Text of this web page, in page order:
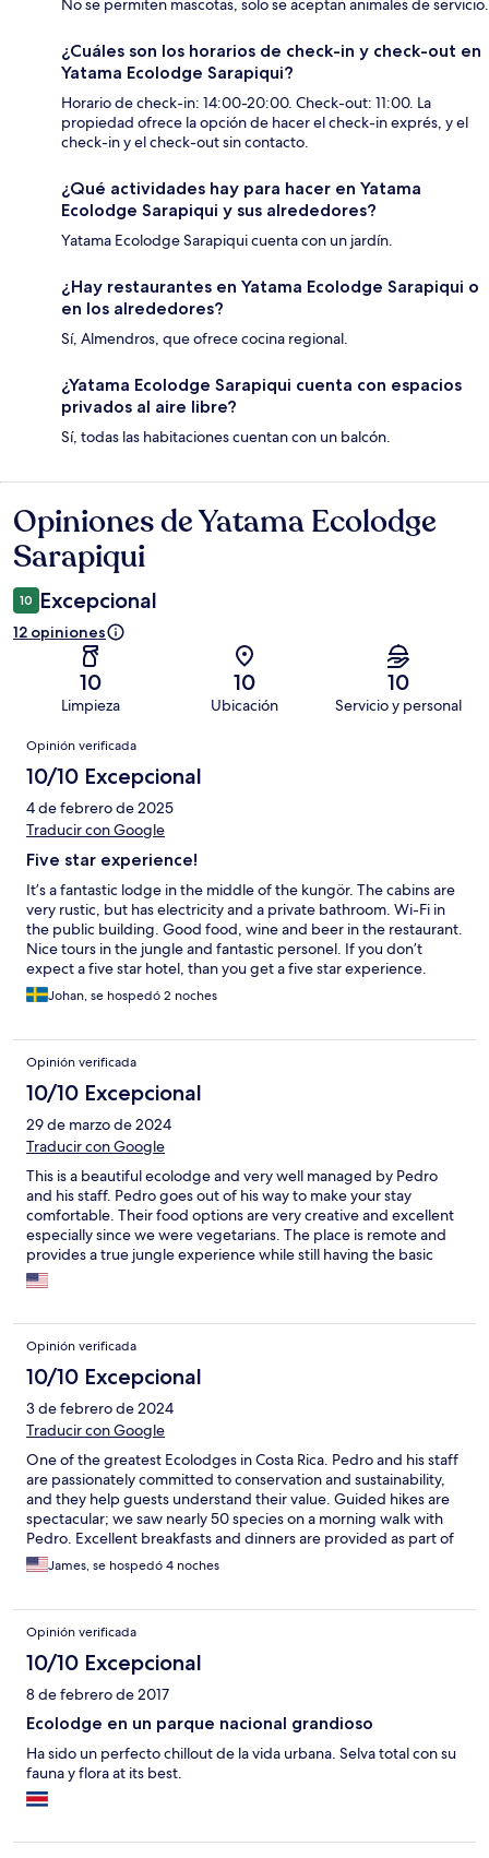
No se permiten mascotas, solo se aceptan animales de servicio.
¿Cuáles son los horarios de check-in y check-out en
Yatama Ecolodge Sarapiqui?
Horario de check-in: 14:00-20:00. Check-out: 11:00. La
propiedad ofrece la opción de hacer el check-in exprés, y el
check-in y el check-out sin contacto.
¿Qué actividades hay para hacer en Yatama
Ecolodge Sarapiqui y sus alrededores?
Yatama Ecolodge Sarapiqui cuenta con un jardín.
¿Hay restaurantes en Yatama Ecolodge Sarapiqui o
en los alrededores?
Sí, Almendros, que ofrece cocina regional.
¿Yatama Ecolodge Sarapiqui cuenta con espacios
privados al aire libre?
Sí, todas las habitaciones cuentan con un balcón.
Opiniones
Opiniones de Yatama Ecolodge
Sarapiqui
10 Excepcional
12 opiniones
10
Limpieza
10
Ubicación
10
Servicio y personal
Opiniones
Opinión verificada
10/10 Excepcional
4 de febrero de 2025
Traducir con Google
Five star experience!
It’s a fantastic lodge in the middle of the kungör. The cabins are
very rustic, but has electricity and a private bathroom. Wi-Fi in
the public building. Good food, wine and beer in the restaurant.
Nice tours in the jungle and fantastic personel. If you don’t
expect a five star hotel, than you get a five star experience.
Johan, se hospedó 2 noches
Opinión verificada
10/10 Excepcional
29 de marzo de 2024
Traducir con Google
This is a beautiful ecolodge and very well managed by Pedro
and his staff. Pedro goes out of his way to make your stay
comfortable. Their food options are very creative and excellent
especially since we were vegetarians. The place is remote and
provides a true jungle experience while still having the basic
amenities to make your stay enjoyable and comfortable. They
have well organized guided walks both at night and during the
Opinión verificada
10/10 Excepcional
3 de febrero de 2024
Traducir con Google
One of the greatest Ecolodges in Costa Rica. Pedro and his staff
are passionately committed to conservation and sustainability,
and they help guests understand their value. Guided hikes are
spectacular; we saw nearly 50 species on a morning walk with
Pedro. Excellent breakfasts and dinners are provided as part of
the cost, and lunch can also be provided on request at a
reasonable rate. The rooms are spacious, with balcony patios
mosquito nets provided for the bed, but we have experienced
very few bugs (Belize is much worse in this regard, for instance).
Altogether this is an experience not to be missed; try to plan on
staying at least four nights (there are many, many wonderful and
well-marked trails you can walk on your own after an initial
orienting walk with Pedro the morning after you arrive). We
chose to pay for transit from the San Jose airport (much less
expensive than renting a car), and it made the the final leg of
the journey (on a bumpy dirt road) stress free. Kudos to Pedro
and the entire staff at Yatama!
James, se hospedó 4 noches
Opinión verificada
10/10 Excepcional
8 de febrero de 2017
Ecolodge en un parque nacional grandioso
Ha sido un perfecto chillout de la vida urbana. Selva total con su
fauna y flora at its best.